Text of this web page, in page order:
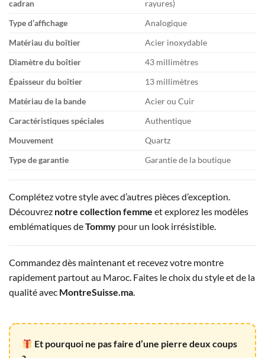
cadran
rayures)
Type d’affichage
Analogique
Matériau du boîtier
Acier inoxydable
Diamètre du boîtier
43 millimètres
Épaisseur du boîtier
13 millimètres
Matériau de la bande
Acier ou Cuir
Caractéristiques spéciales
Authentique
Mouvement
Quartz
Type de garantie
Garantie de la boutique
Complétez votre style avec d’autres pièces d’exception.
Découvrez notre collection femme et explorez les modèles
emblématiques deTommy pour un look irrésistible.
Commandez dès maintenant et recevez votre montre
rapidement partout au Maroc. Faites le choix du style et de la
qualité avec MontreSuisse.ma.
Et pourquoi ne pas faire d’une pierre deux coups